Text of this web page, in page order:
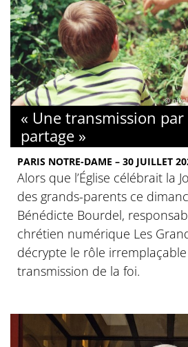
©
« Une transmission
partage »
PARIS NOTRE-DAME – 30 JUILLET
Alors que l’Église célébrait la
des grands-parents ce
Bénédicte Bourdel,
chrétien numérique Les
décrypte le rôle
transmission de la foi.